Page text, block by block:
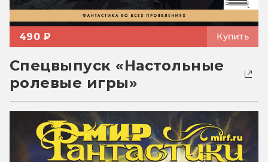
490 ₽ Купить
Спецвыпуск «Настольные
ролевые игры»